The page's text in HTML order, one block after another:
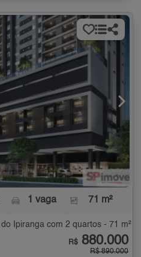
1 vaga 71 m²
Ipiranga com 2 quartos - 71 m²
R$ 880.000
R$ 890.000